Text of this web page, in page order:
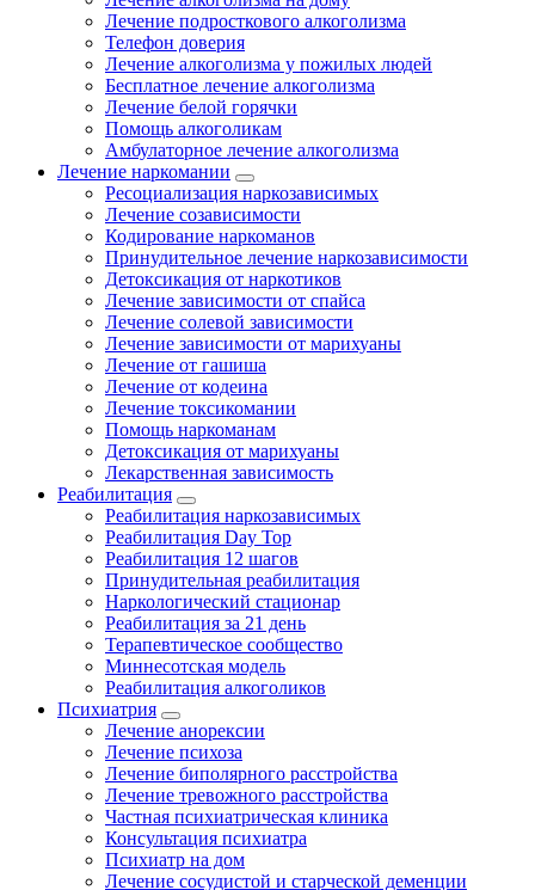
Лечение подросткового алкоголизма
Телефон доверия
Лечение алкоголизма у пожилых людей
Бесплатное лечение алкоголизма
Лечение белой горячки
Помощь алкоголикам
Амбулаторное лечение алкоголизма
Лечение наркомании
Ресоциализация наркозависимых
Лечение созависимости
Кодирование наркоманов
Принудительное лечение наркозависимости
Детоксикация от наркотиков
Лечение зависимости от спайса
Лечение солевой зависимости
Лечение зависимости от марихуаны
Лечение от гашиша
Лечение от кодеина
Лечение токсикомании
Помощь наркоманам
Детоксикация от марихуаны
Лекарственная зависимость
Реабилитация
Реабилитация наркозависимых
Реабилитация Day Top
Реабилитация 12 шагов
Принудительная реабилитация
Наркологический стационар
Реабилитация за 21 день
Терапевтическое сообщество
Миннесотская модель
Реабилитация алкоголиков
Психиатрия
Лечение анорексии
Лечение психоза
Лечение биполярного расстройства
Лечение тревожного расстройства
Частная психиатрическая клиника
Консультация психиатра
Психиатр на дом
Лечение сосудистой и старческой деменции